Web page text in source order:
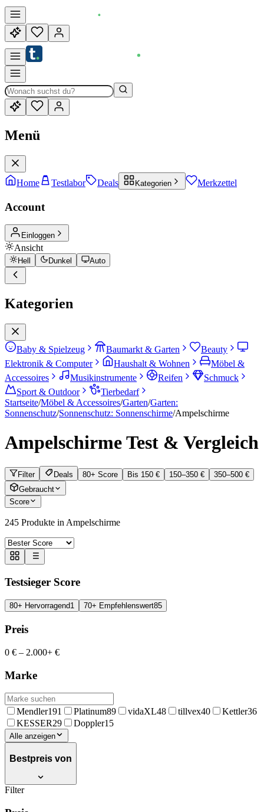
Menü
Home Testlabor Deals Kategorien Merkzettel
Account
Einloggen
Ansicht
Hell Dunkel Auto
Kategorien
Baby & Spielzeug Baumarkt & Garten
Beauty
Elektronik & Computer
Haushalt & Wohnen
Möbel &
Accessoires
Musikinstrumente Reifen
Schmuck
Sport & Outdoor
Tierbedarf
Startseite/Möbel & Accessoires/Garten/Garten:
Sonnenschutz/Sonnenschutz: Sonnenschirme/Ampelschirme
AmpelschirmeTest & Vergleich
Filter Deals 80+ Score Bis 150 € 150–350 €
350–500 €
Gebraucht
Score
245 Produkte in Ampelschirme
Testsieger Score
80+ Hervorragend1 70+ Empfehlenswert85
Preis
0 € – 2.000+ €
Marke
Mendler191 Platinum89 vidaXL48 tillvex40 Kettler36
KESSER29 Doppler15
Alle anzeigen
Bestpreis von
Filter